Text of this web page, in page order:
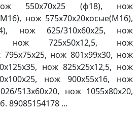
нож 550х70х25 (ф18), нож
нож 575х70х20косые(М16),
нож 625/310х60х25, нож
нож 725х50х12,5, нож
795х75х25, нож 801х99х30, нож
нож 825х25х12,5, нож
нож 900х55х16, нож
513х60х20, нож 1055х80х20,
89085154178 ...